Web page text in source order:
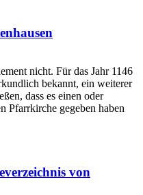
nicht. Für das Jahr 1146
bekannt, ein weiterer
dass es einen oder
Pfarrkirche gegeben haben
von